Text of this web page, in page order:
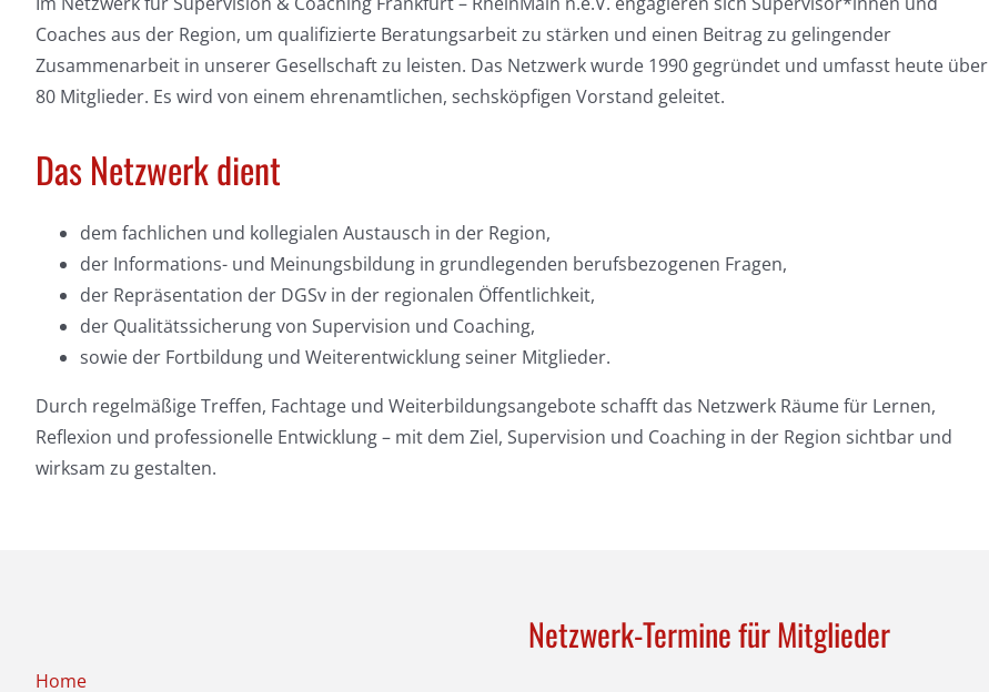
Coaches aus der Region, um qualifizierte Beratungsarbeit zu stärken und einen Beitrag zu gelingender
Zusammenarbeit in unserer Gesellschaft zu leisten. Das Netzwerk wurde 1990 gegründet und umfasst heute über
80 Mitglieder. Es wird von einem ehrenamtlichen, sechsköpfigen Vorstand geleitet.
Das Netzwerk dient
dem fachlichen und kollegialen Austausch in der Region,
der Informations- und Meinungsbildung in grundlegenden berufsbezogenen Fragen,
der Repräsentation der DGSv in der regionalen Öffentlichkeit,
der Qualitätssicherung von Supervision und Coaching,
sowie der Fortbildung und Weiterentwicklung seiner Mitglieder.
Durch regelmäßige Treffen, Fachtage und Weiterbildungsangebote schafft das Netzwerk Räume für Lernen,
Reflexion und professionelle Entwicklung – mit dem Ziel, Supervision und Coaching in der Region sichtbar und
wirksam zu gestalten.
Home
Netzwerk-Termine für Mitglieder